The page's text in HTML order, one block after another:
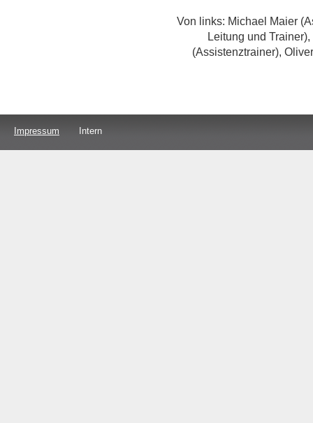
Von links: Michael Maier
Leitung und
(Assistenztrainer),
Impressum Intern